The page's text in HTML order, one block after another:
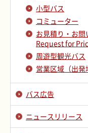
小型バス
コミューター
お見積り・お問
Request for
周遊型観光バス
営業区域（出
バス広告
ニュースリリース